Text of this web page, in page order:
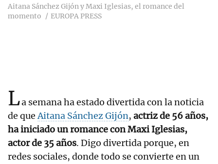
Aitana Sánchez Gijón y Maxi Iglesias, el romance del
momento
EUROPA PRESS
La semana ha estado divertida con la noticia
de queAitana Sánchez Gijón, actriz de 56 años,
ha iniciado un romance con Maxi Iglesias,
actor de 35 años. Digo divertida porque, en
redes sociales, donde todo se convierte en un